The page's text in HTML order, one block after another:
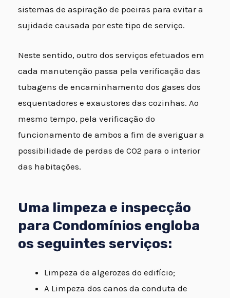
sistemas de aspiração de poeiras para evitar a
sujidade causada por este tipo de serviço.
Neste sentido, outro dos serviços efetuados em
cada manutenção passa pela verificação das
tubagens de encaminhamento dos gases dos
esquentadores e exaustores das cozinhas. Ao
mesmo tempo, pela verificação do
funcionamento de ambos a fim de averiguar a
possibilidade de perdas de CO2 para o interior
das habitações.
Uma limpeza e inspecção
para Condomínios engloba
os seguintes serviços:
Limpeza de algerozes do edifício;
A Limpeza dos canos da conduta de